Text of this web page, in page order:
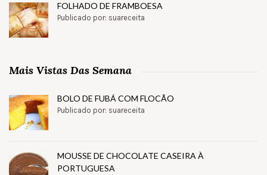
FOLHADO DE FRAMBOESA
Publicado por: suareceita
Mais Vistas Das Semana
BOLO DE FUBÁ COM FLOCÃO
Publicado por: suareceita
MOUSSE DE CHOCOLATE CASEIRA À
PORTUGUESA